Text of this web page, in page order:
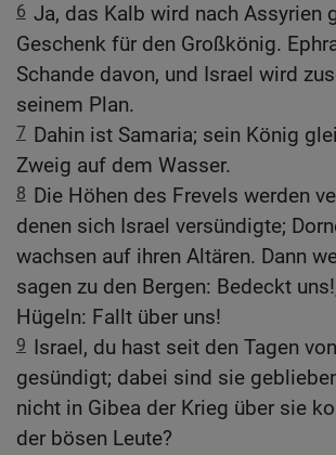
6 Ja, das Kalb wird nach Assyrien
Geschenk für den Großkönig.
Schande davon, und Israel wird
seinem Plan.
7 Dahin ist Samaria; sein König
Zweig auf dem Wasser.
8 Die Höhen des Frevels werden
denen sich Israel versündigte;
wachsen auf ihren Altären. Dann
sagen zu den Bergen: Bedeckt
Hügeln: Fallt über uns!
9 Israel, du hast seit den Tagen
gesündigt; dabei sind sie
nicht in Gibea der Krieg über sie
der bösen Leute?